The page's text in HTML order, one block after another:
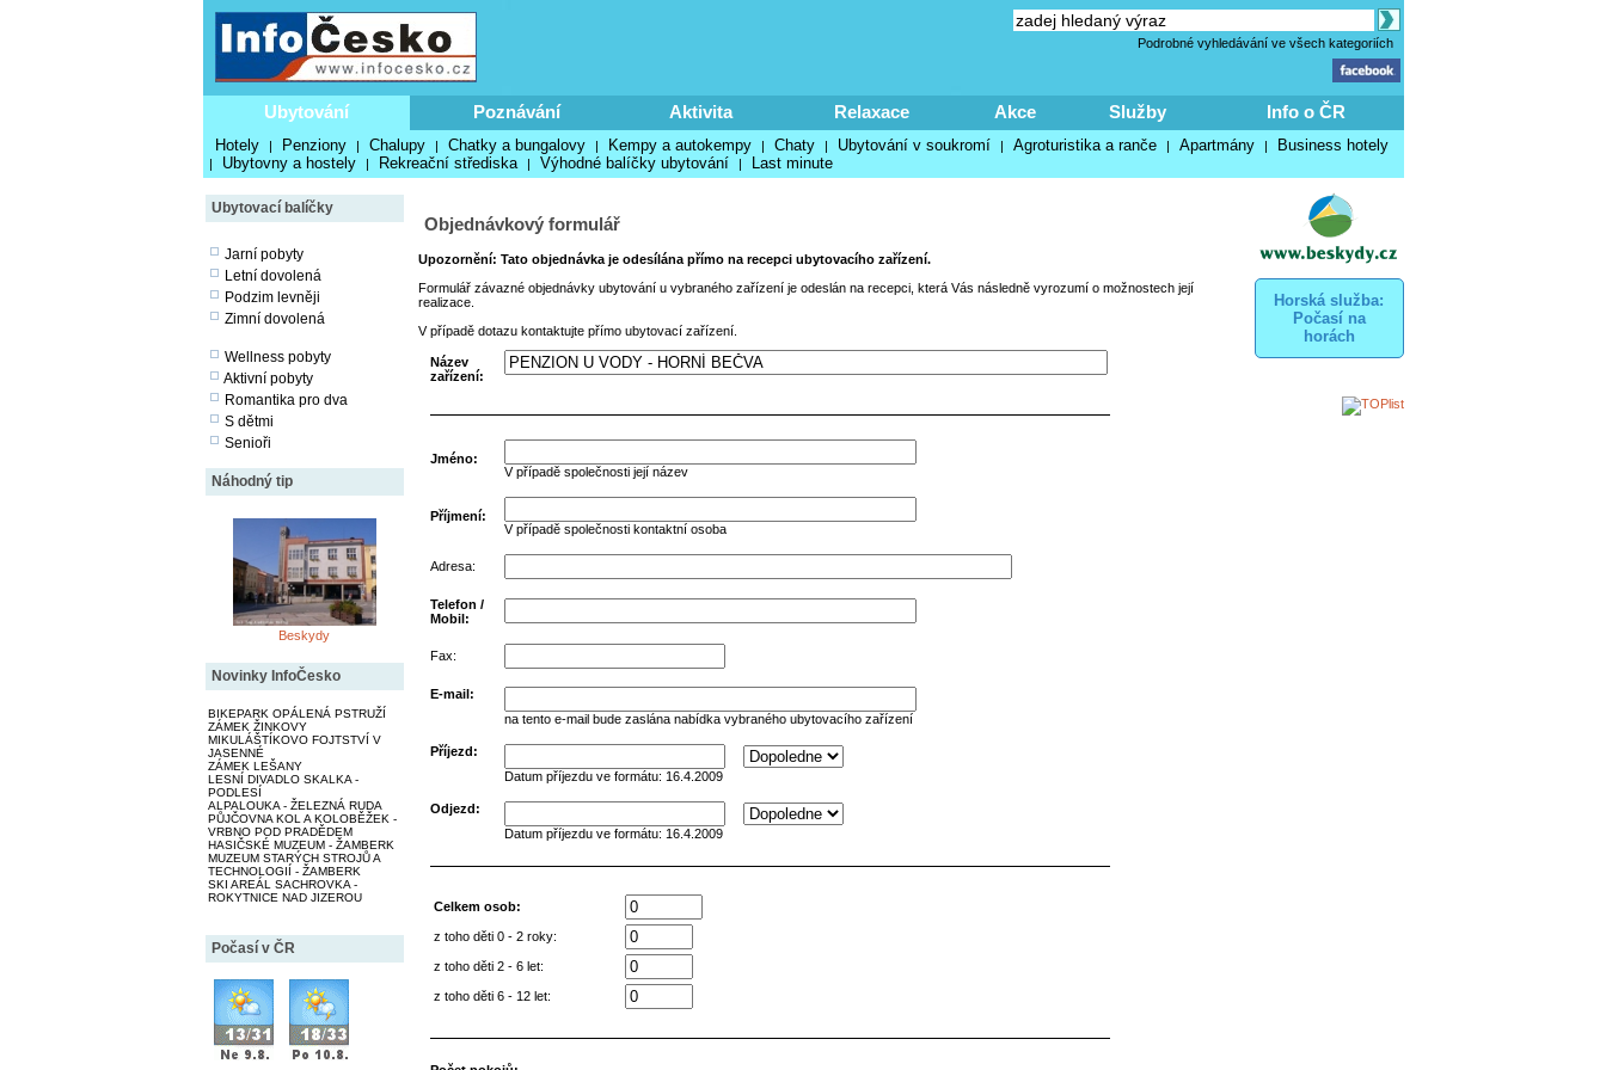
Podrobné vyhledávání ve všech kategoriích
Ubytování Poznávání Aktivita Relaxace Akce Služby Info o ČR
Hotely | Penziony | Chalupy | Chatky a bungalovy | Kempy a autokempy | Chaty | Ubytování v soukromí | Agroturistika a ranče | Apartmány | Business hotely
| Ubytovny a hostely | Rekreační střediska | Výhodné balíčky ubytování | Last minute
Ubytovací balíčky
Jarní pobyty
Letní dovolená
Podzim levněji
Zimní dovolená
Wellness pobyty
Aktivní pobyty
Romantika pro dva
S dětmi
Senioři
Náhodný tip
Beskydy
Novinky InfoČesko
BIKEPARK OPÁLENÁ PSTRUŽÍ
ZÁMEK ŽINKOVY
MIKULÁŠTÍKOVO FOJTSTVÍ V
JASENNÉ
ZÁMEK LEŠANY
LESNÍ DIVADLO SKALKA -
PODLESÍ
ALPALOUKA - ŽELEZNÁ RUDA
PŮJČOVNA KOL A KOLOBĚŽEK -
VRBNO POD PRADĚDEM
HASIČSKÉ MUZEUM - ŽAMBERK
MUZEUM STARÝCH STROJŮ A
TECHNOLOGIÍ - ŽAMBERK
SKI AREÁL SACHROVKA -
ROKYTNICE NAD JIZEROU
Počasí v ČR
Horská služba:
Počasí na
horách
Objednávkový formulář
Upozornění: Tato objednávka je odesílána přímo na recepci ubytovacího zařízení.
Formulář závazné objednávky ubytování u vybraného zařízení je odeslán na recepci, která Vás následně vyrozumí o možnostech její
realizace.
V případě dotazu kontaktujte přímo ubytovací zařízení.
Název
zařízení:
Jméno:
V případě společnosti její název
Příjmení:
V případě společnosti kontaktní osoba
Adresa:
Telefon /
Mobil:
Fax:
E-mail:
na tento e-mail bude zaslána nabídka vybraného ubytovacího zařízení
Příjezd:
Datum příjezdu ve formátu: 16.4.2009
Odjezd:
Datum příjezdu ve formátu: 16.4.2009
Celkem osob:
z toho děti 0 - 2 roky:
z toho děti 2 - 6 let:
z toho děti 6 - 12 let: